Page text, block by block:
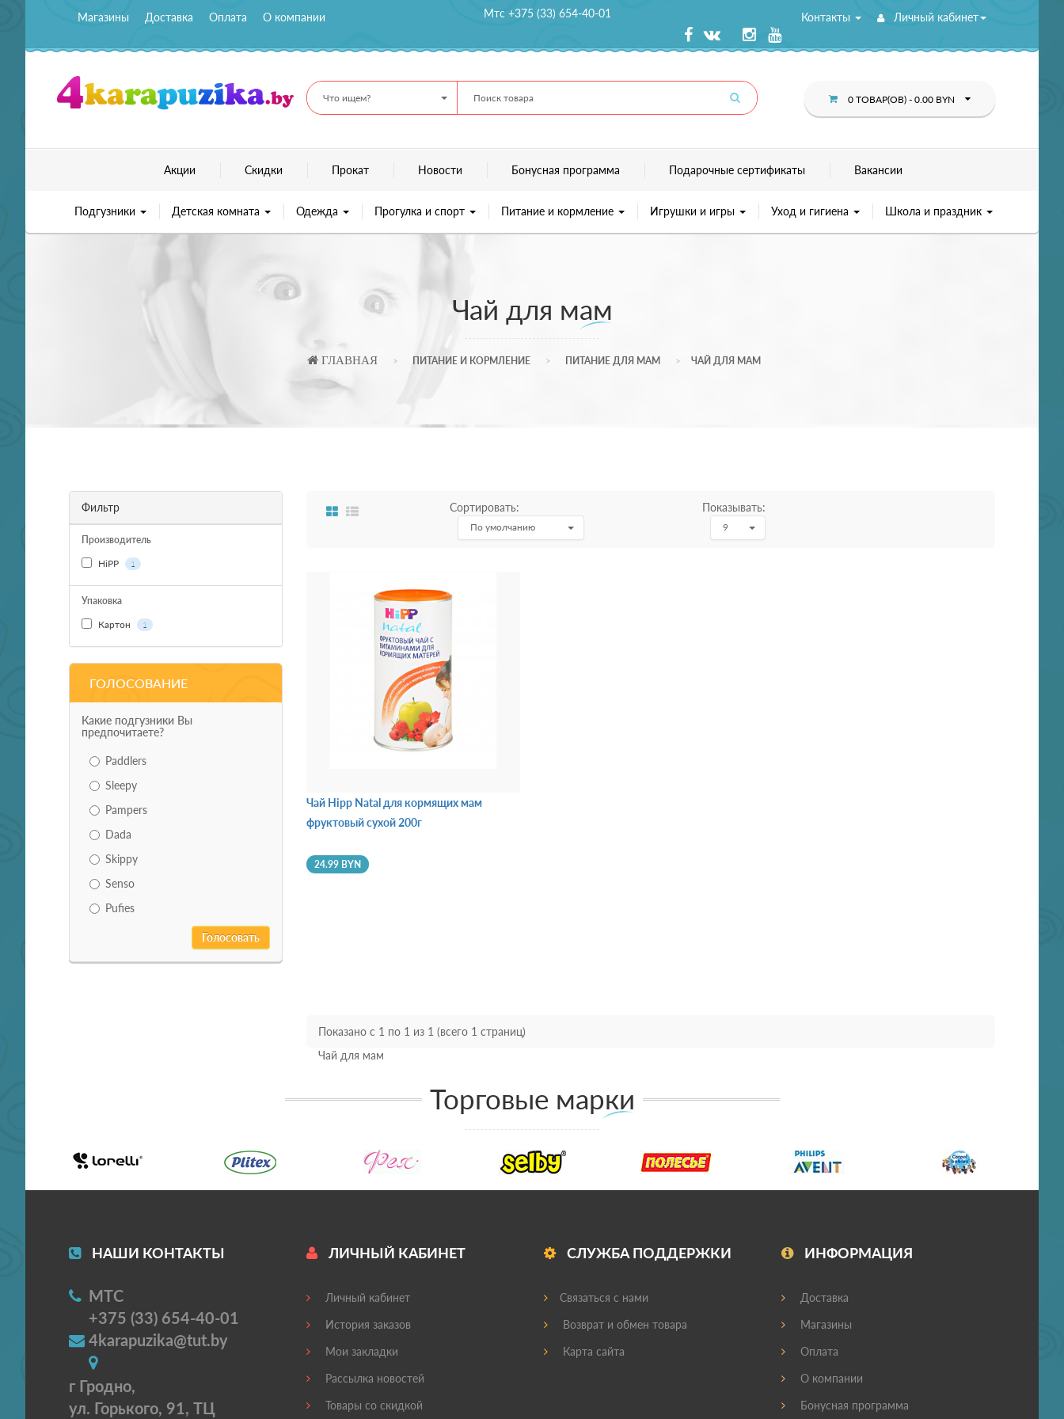
Магазины Доставка Оплата О компании Мтс +375 (33) 654-40-01 Контакты Личный кабинет
Что ищем? 0 ТОВАР(ОВ) - 0.00 BYN
Акции Скидки Прокат Новости Бонусная программа Подарочные сертификаты Вакансии
Подгузники Детская комната Одежда Прогулка и спорт Питание и кормление Игрушки и игры Уход и гигиена Школа и праздник
Чай для мам
ГЛАВНАЯ ПИТАНИЕ И КОРМЛЕНИЕ ПИТАНИЕ ДЛЯ МАМ ЧАЙ ДЛЯ МАМ
Фильтр
Производитель
HiPP
1
Упаковка
Картон
1
ГОЛОСОВАНИЕ
Какие подгузники Вы
предпочитаете?
Paddlers
Sleepy
Pampers
Dada
Skippy
Senso
Pufies
Сортировать:
По умолчанию
Показывать:
9
Чай Hipp Natal для кормящих мам
фруктовый сухой 200г
24.99 BYN
Показано с 1 по 1 из 1 (всего 1 страниц)
Чай для мам
Торговые марки
НАШИ КОНТАКТЫ
МТС
+375 (33) 654-40-01
4karapuzika@tut.by
г Гродно,
ул. Горького, 91, ТЦ
ЛИЧНЫЙ КАБИНЕТ
Личный кабинет
История заказов
Мои закладки
Рассылка новостей
Товары со скидкой
СЛУЖБА ПОДДЕРЖКИ
Связаться с нами
Возврат и обмен товара
Карта сайта
ИНФОРМАЦИЯ
Доставка
Магазины
Оплата
О компании
Бонусная программа